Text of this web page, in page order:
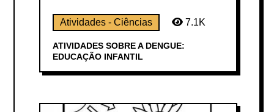
Atividades - Ciências 7.1K
ATIVIDADES SOBRE A DENGUE:
EDUCAÇÃO INFANTIL